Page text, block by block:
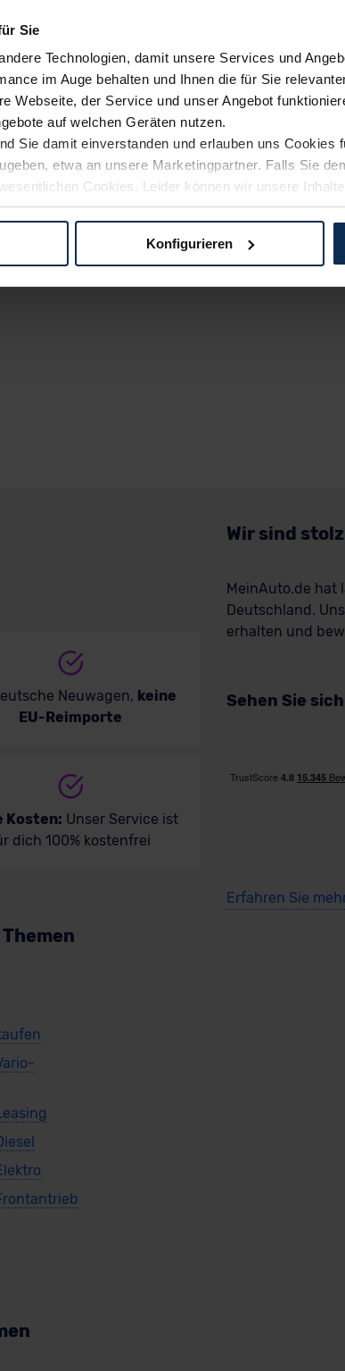
Sie
Technologien, damit unsere Services und
im Auge behalten und Ihnen die für Sie
Webseite, der Service und unser Angebot
auf welchen Geräten nutzen.
Sie damit einverstanden und erlauben uns
etwa an unsere Marketingpartner. Falls Sie
Cookies. Leider können wir unsere
Weg zu Ihrem Neuwagen unterstützen. Sie können
Konfigurieren
Neuwagen, keine
EU-Reimporte
Kosten: Unser Service ist
dich 100% kostenfrei
Wir sind
MeinAuto.de hat
Deutschland.
erhalten und
Sehen Sie
Erfahren Sie